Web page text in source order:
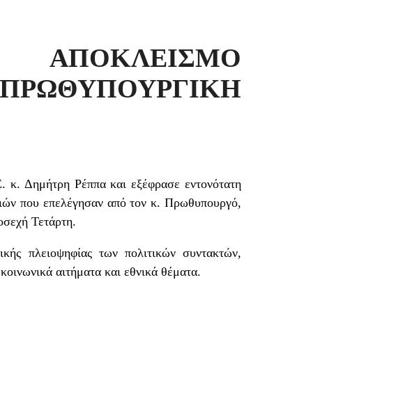
Δημήτρη Ρέππα και εξέφρασε εντονότατη
που επελέγησαν από τον κ. Πρωθυπουργό,
Τετάρτη.
πλειοψηφίας των πολιτικών συντακτών,
αιτήματα και εθνικά θέματα.